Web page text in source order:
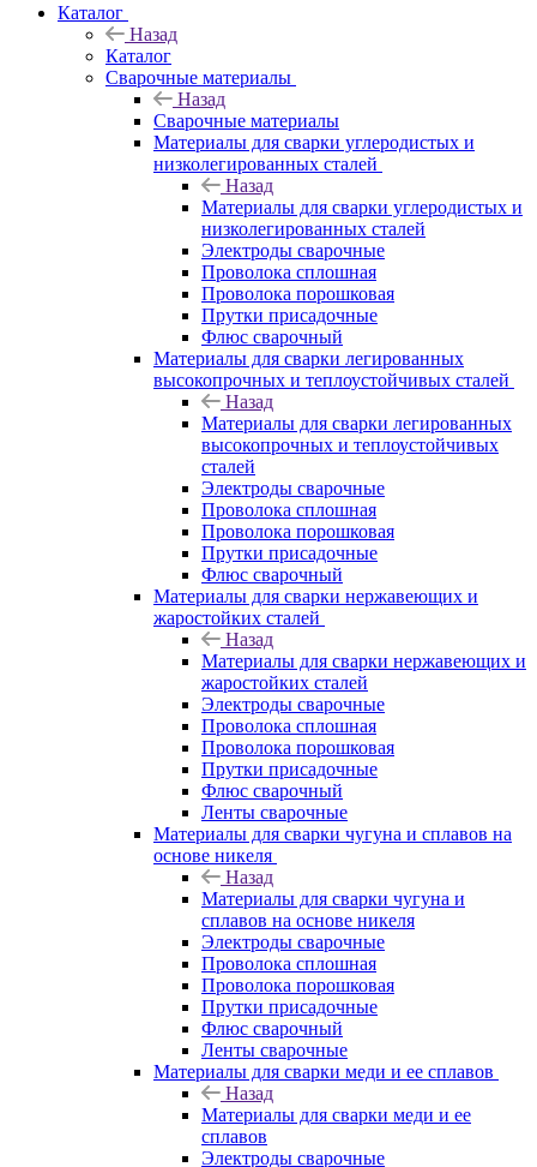
Каталог
Назад
Каталог
Сварочные материалы
Назад
Сварочные материалы
Материалы для сварки углеродистых и
низколегированных сталей
Назад
Материалы для сварки углеродистых и
низколегированных сталей
Электроды сварочные
Проволока сплошная
Проволока порошковая
Прутки присадочные
Флюс сварочный
Материалы для сварки легированных
высокопрочных и теплоустойчивых сталей
Назад
Материалы для сварки легированных
высокопрочных и теплоустойчивых
сталей
Электроды сварочные
Проволока сплошная
Проволока порошковая
Прутки присадочные
Флюс сварочный
Материалы для сварки нержавеющих и
жаростойких сталей
Назад
Материалы для сварки нержавеющих и
жаростойких сталей
Электроды сварочные
Проволока сплошная
Проволока порошковая
Прутки присадочные
Флюс сварочный
Ленты сварочные
Материалы для сварки чугуна и сплавов на
основе никеля
Назад
Материалы для сварки чугуна и
сплавов на основе никеля
Электроды сварочные
Проволока сплошная
Проволока порошковая
Прутки присадочные
Флюс сварочный
Ленты сварочные
Материалы для сварки меди и ее сплавов
Назад
Материалы для сварки меди и ее
сплавов
Электроды сварочные